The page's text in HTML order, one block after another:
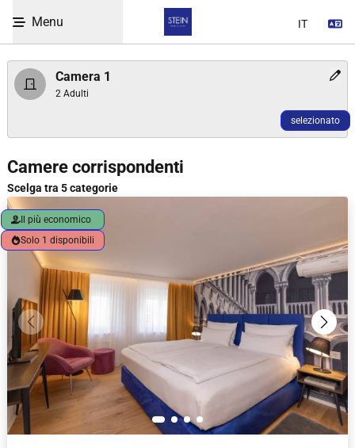
Menu
selezionato
Camera 1
2 Adulti
WBEPLUS.SKIP_TO_UNAVAILABLE
Room selection heading
Camere corrispondenti
Scelga tra 5 categorie
Il più economico
Solo 1 disponibili